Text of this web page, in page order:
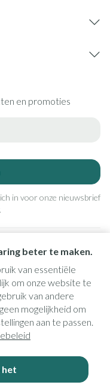
beter te maken.
van essentiële
om onze website te
van andere
mogelijkheid om
aan te passen.
het
en promoties
in voor onze nieuwsbrief
.